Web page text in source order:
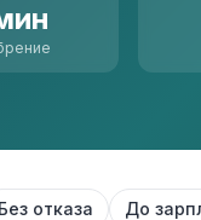
Без отказа До